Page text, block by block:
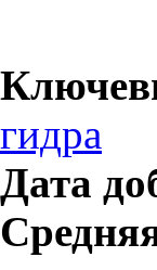
гидра
Дата